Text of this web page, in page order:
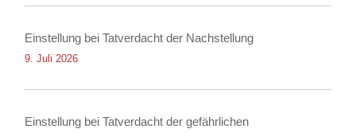
Einstellung bei Tatverdacht der Nachstellung
9. Juli 2026
Einstellung bei Tatverdacht der gefährlichen